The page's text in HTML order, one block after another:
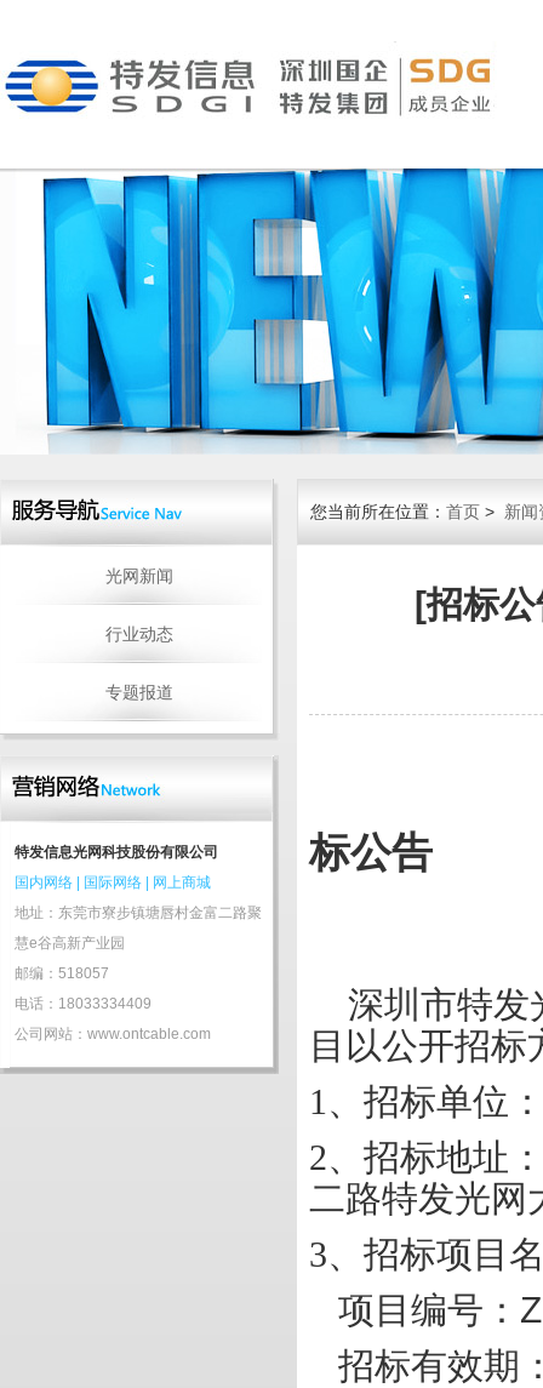
光网新闻
行业动态
专题报道
特发信息光网科技股份有限公司
国内网络
国际网络
网上商城
地址：东莞市寮步镇塘唇村金富二路聚
慧e谷高新产业园
邮编：518057
电话：18033334409
公司网站：www.ontcable.com
您当前所在位置： 首页 > 新闻
[招标
标公告
深圳市特发
目以公开招
1、招标单位
2、招标地址
二路特发光网
3、招标项目
项目编号：
招标有效期